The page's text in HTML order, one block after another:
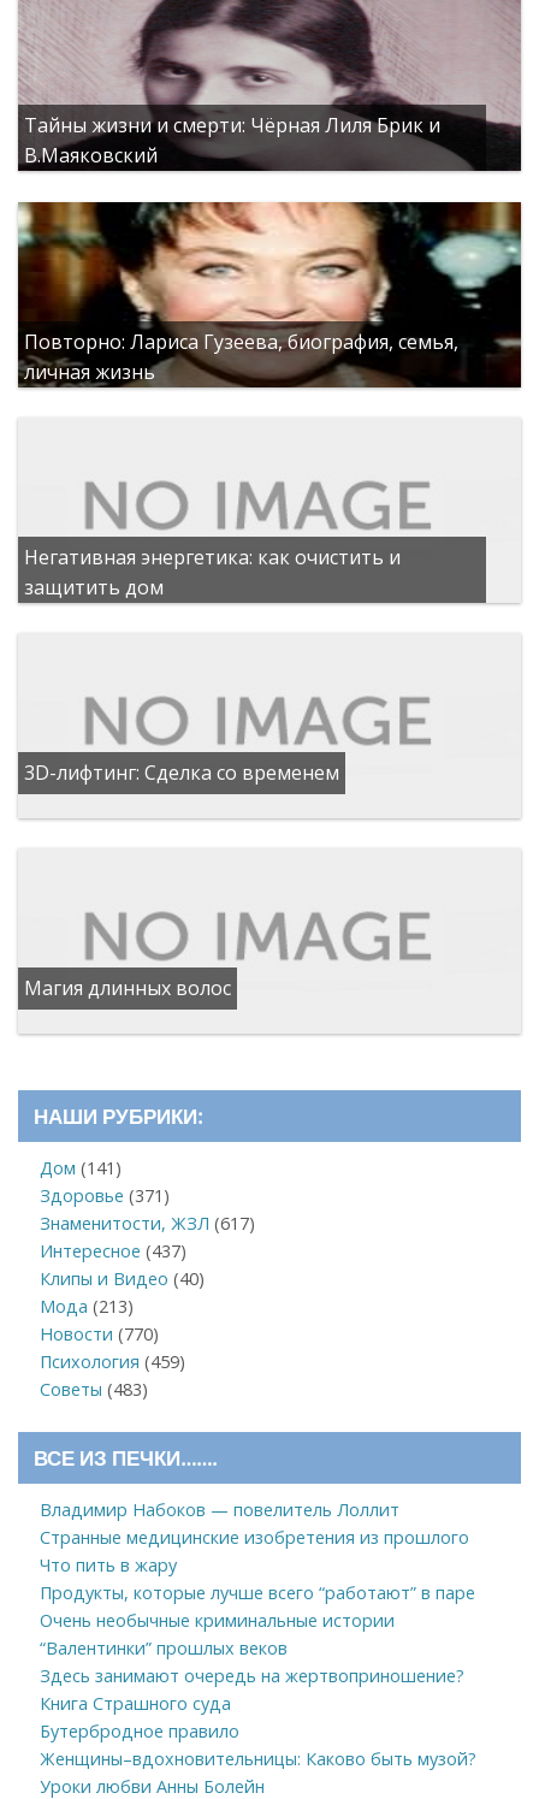
Тайны жизни и смерти: Чёрная Лиля Брик и
В.Маяковский
Повторно: Лариса Гузеева, биография, семья,
личная жизнь
Негативная энергетика: как очистить и
защитить дом
3D-лифтинг: Сделка со временем
Магия длинных волос
НАШИ РУБРИКИ:
Дом (141)
Здоровье (371)
Знаменитости, ЖЗЛ (617)
Интересное (437)
Клипы и Видео (40)
Мода (213)
Новости (770)
Психология (459)
Советы (483)
ВСЕ ИЗ ПЕЧКИ…….
Владимир Набоков — повелитель Лоллит
Странные медицинские изобретения из прошлого
Что пить в жару
Продукты, которые лучше всего “работают” в паре
Очень необычные криминальные истории
“Валентинки” прошлых веков
Здесь занимают очередь на жертвоприношение?
Книга Страшного суда
Бутербродное правило
Женщины–вдохновительницы: Каково быть музой?
Уроки любви Анны Болейн